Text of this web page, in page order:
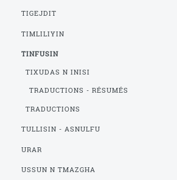
TIGEJDIT
TIMLILIYIN
TINFUSIN
TIXUDAS N INISI
TRADUCTIONS - RÉSUMÉS
TRADUCTIONS
TULLISIN - ASNULFU
URAR
USSUN N TMAZGHA